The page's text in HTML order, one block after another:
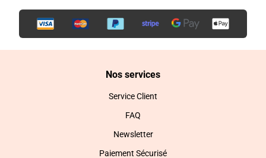
Nos services
Service Client
FAQ
Newsletter
Paiement Sécurisé